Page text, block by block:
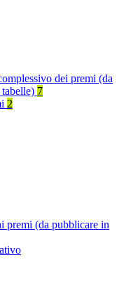
dei premi (da
7
2
premi (da pubblicare in